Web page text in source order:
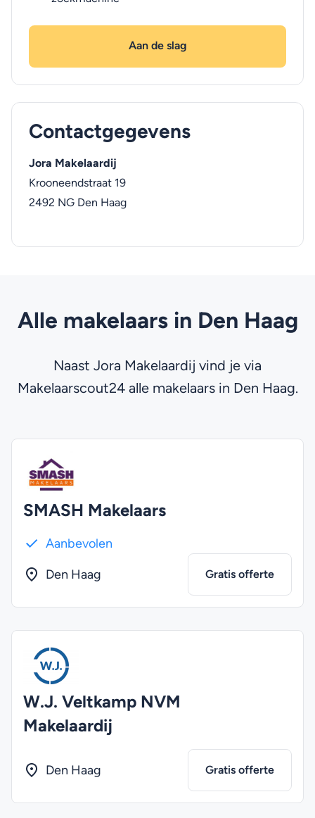
Aan de slag
Contactgegevens
Jora Makelaardij
Krooneendstraat 19
2492 NG Den Haag
Alle makelaars in Den Haag
Naast Jora Makelaardij vind je via
Makelaarscout24 alle makelaars in Den Haag.
SMASH Makelaars
Aanbevolen
Den Haag
Gratis offerte
W.J. Veltkamp NVM
Makelaardij
Den Haag Gratis offerte